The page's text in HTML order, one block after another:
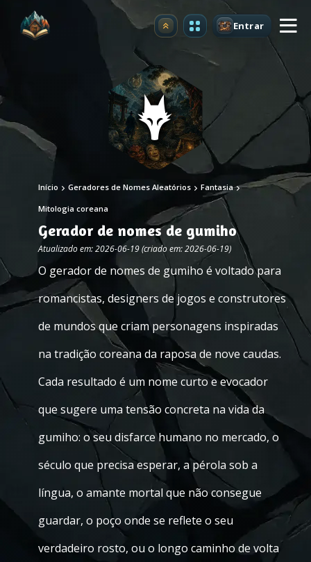
Atualizar Entrar
Início Geradores de Nomes Aleatórios Fantasia
Mitologia coreana
Gerador de nomes de gumiho
Atualizado em: 2026-06-19 (criado em: 2026-06-19)
O gerador de nomes de gumiho é voltado para
romancistas, designers de jogos e construtores
de mundos que criam personagens inspiradas
na tradição coreana da raposa de nove caudas.
Cada resultado é um nome curto e evocador
que sugere uma tensão concreta na vida da
gumiho: o seu disfarce humano no mercado, o
século que precisa esperar, a pérola sob a
língua, o amante mortal que não consegue
guardar, o poço onde se reflete o seu
verdadeiro rosto, ou o longo caminho de volta